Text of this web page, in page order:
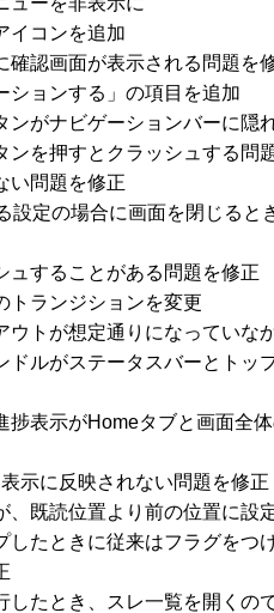
イコンを追加
確認画面が表示される問題を
ションする」の項目を追加
ンがナビゲーションバーに隠
ンを押すとクラッシュする問
い問題を修正
設定の場合に画面を閉じると
ュすることがある問題を修正
トランジションを変更
トが想定通りになっていな
ルがステータスバーとトッ
捗表示がHomeタブと画面全
示に反映されない問題を修正
、既読位置より前の位置に設
したときに従来はフラグをつ
したとき、スレ一覧を開くの